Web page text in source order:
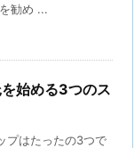
勧め ...
を始める3つのス
プはたったの3つで